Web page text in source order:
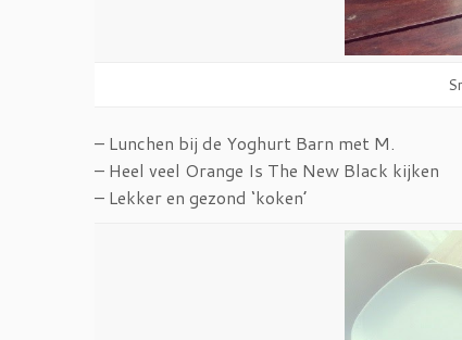
– Lunchen bij de Yoghurt Barn met M.
– Heel veel Orange Is The New Black kijken
– Lekker en gezond ‘koken’